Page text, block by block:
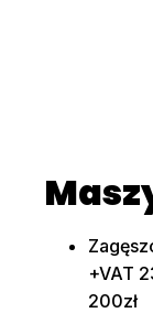
+VAT
200zł